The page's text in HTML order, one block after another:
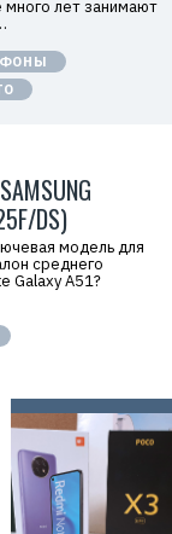
DS)
модель для
среднего
Galaxy A51?
к
м
п
а
н
а
в
э
й
»
И
Н
1
8
8
0
4
лет занимают